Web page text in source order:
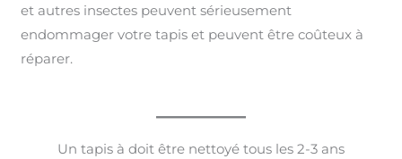
et autres insectes peuvent sérieusement
endommager votre tapis et peuvent être coûteux à
réparer.
Un tapis à doit être nettoyé tous les 2-3 ans